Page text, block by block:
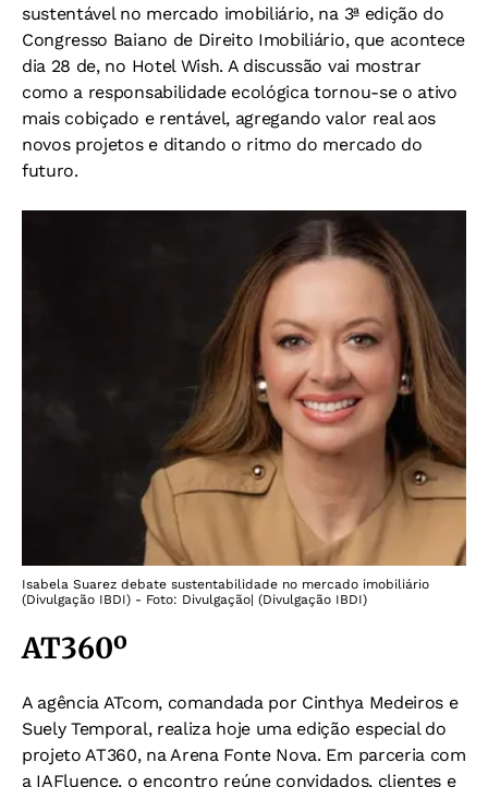
sustentável no mercado imobiliário, na 3ª edição do
Congresso Baiano de Direito Imobiliário, que acontece
dia 28 de, no Hotel Wish. A discussão vai mostrar
como a responsabilidade ecológica tornou-se o ativo
mais cobiçado e rentável, agregando valor real aos
novos projetos e ditando o ritmo do mercado do
futuro.
Isabela Suarez debate sustentabilidade no mercado imobiliário
(Divulgação IBDI) - Foto: Divulgação| (Divulgação IBDI)
AT360º
A agência ATcom, comandada por Cinthya Medeiros e
Suely Temporal, realiza hoje uma edição especial do
projeto AT360, na Arena Fonte Nova. Em parceria com
a IAFluence, o encontro reúne convidados, clientes e